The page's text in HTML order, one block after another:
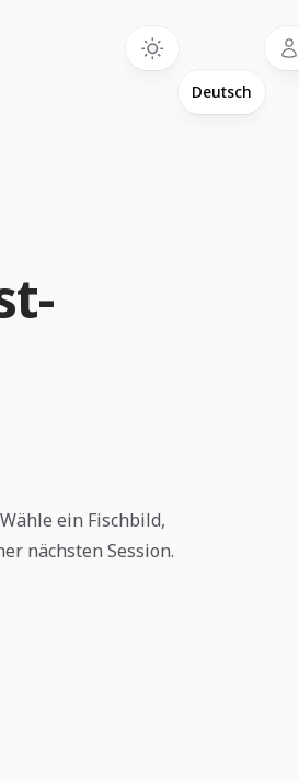
ein Fischbild,
nächsten Session.